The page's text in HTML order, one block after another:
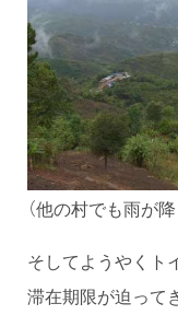
（他の村でも雨が
そしてようやくト
滞在期限が迫って